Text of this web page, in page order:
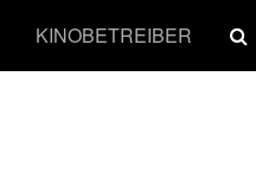
KINOBETREIBER